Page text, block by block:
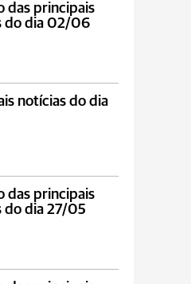
das principais
do dia 02/06
notícias do dia
das principais
do dia 27/05